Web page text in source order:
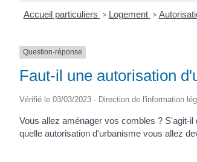
Accueil particuliers > Logement >
Question-réponse
Faut-il une autorisation
Vérifié le 03/03/2023 - Direction de l'information
Vous allez aménager vos combles ? S'agit-
quelle autorisation d'urbanisme vous allez